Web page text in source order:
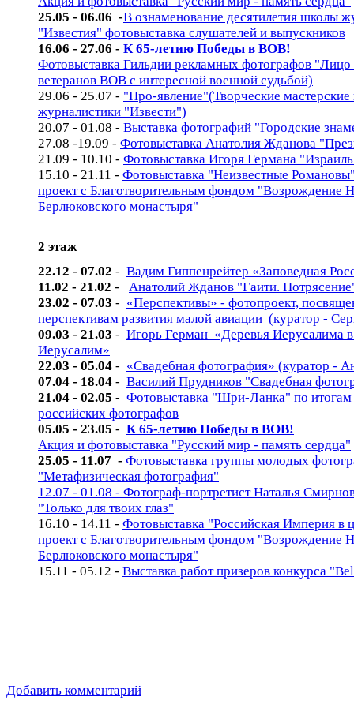
25.05 - 06.06 -В ознаменование десятилетия школы
"Известия" фотовыставка слушателей и выпускников
16.06 - 27.06 - К 65-летию Победы в ВОВ!
Фотовыставка Гильдии рекламных фотографов
ветеранов ВОВ с интересной военной судьбой)
29.06 - 25.07 - "Про-явление"(Творческие
журналистики "Извести")
20.07 - 01.08 - Выставка фотографий "Городские
27.08 -19.09 - Фотовыставка Анатолия Жданова
21.09 - 10.10 - Фотовыставка Игоря Германа
15.10 - 21.11 - Фотовыставка "Неизвестные
проект с Благотворительным фондом "Возрождение
Берлюковского монастыря"
2 этаж
22.12 - 07.02 - Вадим Гиппенрейтер «Заповедная
11.02 - 21.02 - Анатолий Жданов "Гаити.
23.02 - 07.03 - «Перспективы» - фотопроект,
перспективам развития малой авиации (куратор -
09.03 - 21.03 - Игорь Герман «Деревья Иерусалима
Иерусалим»
22.03 - 05.04 - «Свадебная фотография» (куратор -
07.04 - 18.04 - Василий Прудников "Свадебная
21.04 - 02.05 - Фотовыставка "Шри-Ланка" по итогам
российских фотографов
05.05 - 23.05 - К 65-летию Победы в ВОВ!
Акция и фотовыставка "Русский мир - память сердца"
25.05 - 11.07 - Фотовыставка группы молодых
"Метафизическая фотография"
12.07 - 01.08 - Фотограф-портретист Наталья
"Только для твоих глаз"
16.10 - 14.11 - Фотовыставка "Российская Империя в
проект с Благотворительным фондом "Возрождение
Берлюковского монастыря"
15.11 - 05.12 - Выставка работ призеров конкурса
Добавить комментарий